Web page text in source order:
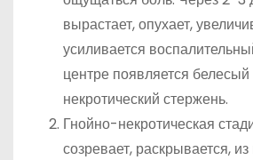
вырастает, опухает,
усиливается
центре появляется
некротический стержень.
Гнойно-некротическая
созревает, раскрывается,